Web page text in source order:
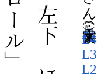
）（文字大：
L4
L3
L2